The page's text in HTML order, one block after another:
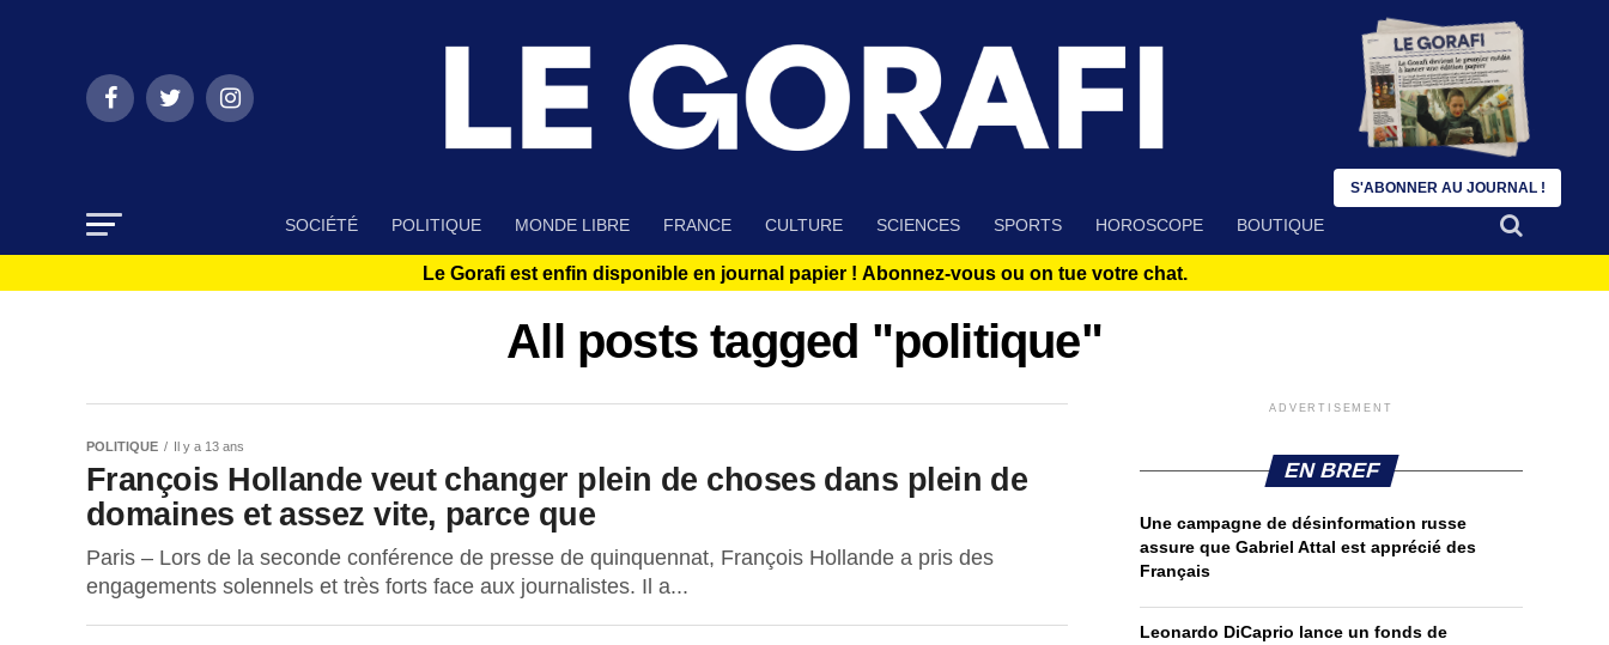
SOCIÉTÉ POLITIQUE MONDE LIBRE FRANCE CULTURE SCIENCES SPORTS HOROSCOPE BOUTIQUE
Le Gorafi est enfin disponible en journal papier ! Abonnez-vous ou on tue votre chat.
All posts tagged "politique"
POLITIQUE Il y a 13 ans
François Hollande veut changer plein de choses dans plein de
domaines et assez vite, parce que
Paris – Lors de la seconde conférence de presse de quinquennat, François Hollande a pris des
engagements solennels et très forts face aux journalistes. Il a...
ADVERTISEMENT
EN BREF
Une campagne de désinformation russe
assure que Gabriel Attal est apprécié des
Français
Leonardo DiCaprio lance un fonds de
S'ABONNER AU JOURNAL !